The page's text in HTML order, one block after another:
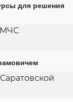
для решения